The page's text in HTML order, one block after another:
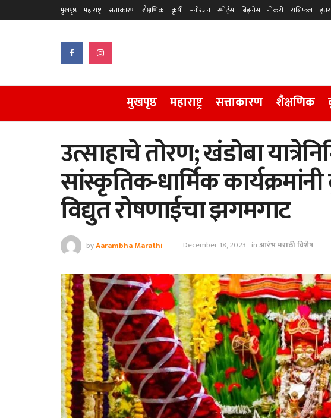
मुखपृष्ठ महाराष्ट्र सत्ताकारण शैक्षणिक कृषी मनोरंजन स्पोर्ट्स बिझनेस नोकरी राशिफल इतर
मुखपृष्ठ महाराष्ट्र सत्ताकारण शैक्षणिक
उत्साहाचे तोरण; खंडोबा
सांस्कृतिक-धार्मिक
विद्युत रोषणाईचा झगमगाट
byAarambha Marathi December 18, 2023 in आरंभ मराठी विशेष